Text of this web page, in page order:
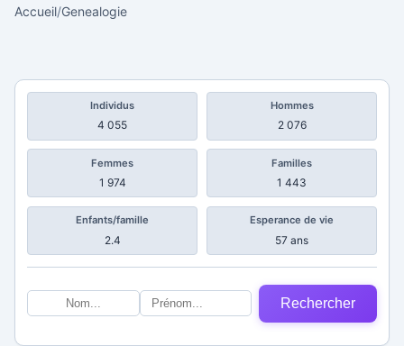
Accueil/Genealogie
Individus
4 055
Hommes
2 076
Femmes
1 974
Familles
1 443
Enfants/famille
2.4
Esperance de vie
57 ans
Rechercher